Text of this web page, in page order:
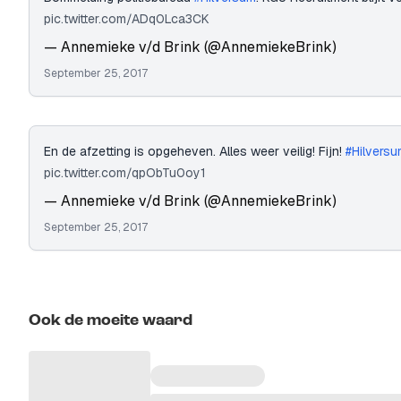
pic.twitter.com/ADq0Lca3CK
— Annemieke v/d Brink (@AnnemiekeBrink)
September 25, 2017
En de afzetting is opgeheven. Alles weer veilig! Fijn!
pic.twitter.com/qpObTu0oy1
— Annemieke v/d Brink (@AnnemiekeBrink)
September 25, 2017
Ook de moeite waard